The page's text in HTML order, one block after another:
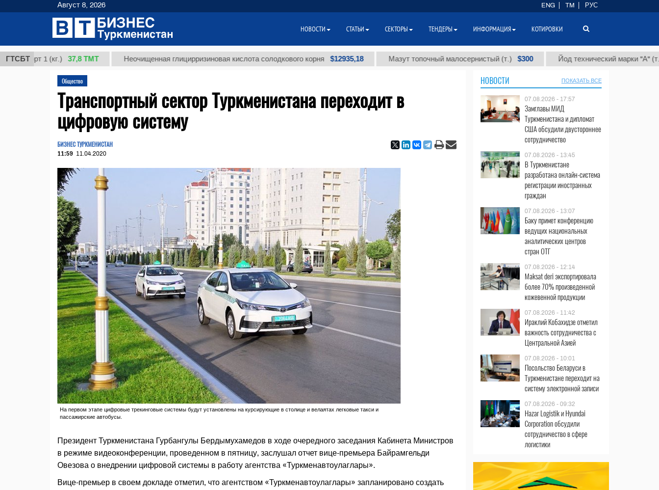
ГТСБТ
1 (кг.) 37,8 ТМТ Неочищенная глицирризиновая кислота солодкового корня $12935,18 Мазут топочный малосернистый (т.) $300 Йод технический марки "А" (т.) $86
Общество
Транспортный сектор Туркменистана переходит в
цифровую систему
БИЗНЕС ТУРКМЕНИСТАН
11:59 11.04.2020
На первом этапе цифровые трекинговые системы будут установлены на курсирующие в столице и велаятах легковые такси и
пассажирские автобусы.
Президент Туркменистана Гурбангулы Бердымухамедов в ходе очередного заседания Кабинета Министров
в режиме видеоконференции, проведенном в пятницу, заслушал отчет вице-премьера Байрамгельди
Овезова о внедрении цифровой системы в работу агентства «Туркменавтоулаглары».
Вице-премьер в своем докладе отметил, что агентством «Туркменавтоулаглары» запланировано создать
НОВОСТИ ПОКАЗАТЬ ВСЕ
07.08.2026 - 17:57
Замглавы МИД
Туркменистана и дипломат
США обсудили двустороннее
сотрудничество
07.08.2026 - 13:45
В Туркменистане
разработана онлайн-система
регистрации иностранных
граждан
07.08.2026 - 13:07
Баку примет конференцию
ведущих национальных
аналитических центров
стран ОТГ
07.08.2026 - 12:14
Maksat deri экспортировала
более 70% произведенной
кожевенной продукции
07.08.2026 - 11:42
Ираклий Кобахидзе отметил
важность сотрудничества с
Центральной Азией
07.08.2026 - 10:01
Посольство Беларуси в
Туркменистане переходит на
систему электронной записи
07.08.2026 - 09:32
Hazar Logistik и Hyundai
Corporation обсудили
сотрудничество в сфере
логистики
Август 8, 2026 ENG TM РУС
НОВОСТИ СТАТЬИ СЕКТОРЫ ТЕНДЕРЫ ИНФОРМАЦИЯ КОТИРОВКИ